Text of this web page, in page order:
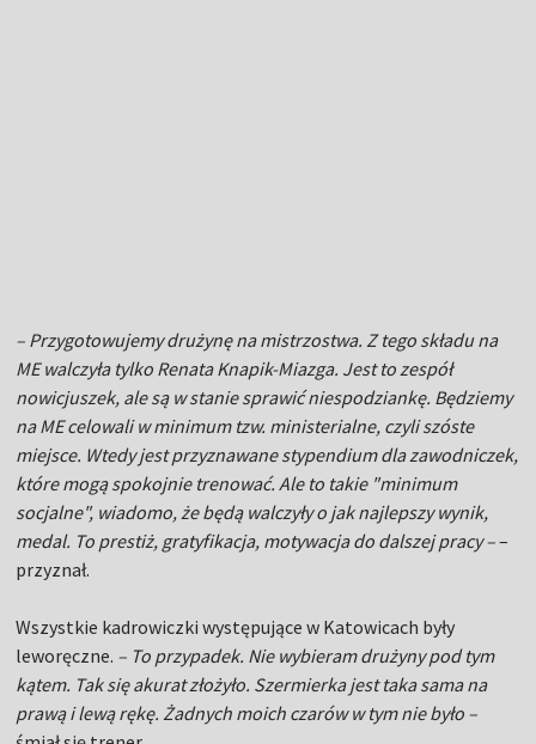
– Przygotowujemy drużynę na mistrzostwa. Z tego składu na
ME walczyła tylko Renata Knapik-Miazga. Jest to zespół
nowicjuszek, ale są w stanie sprawić niespodziankę. Będziemy
na ME celowali w minimum tzw. ministerialne, czyli szóste
miejsce. Wtedy jest przyznawane stypendium dla zawodniczek,
które mogą spokojnie trenować. Ale to takie "minimum
socjalne", wiadomo, że będą walczyły o jak najlepszy wynik,
medal. To prestiż, gratyfikacja, motywacja do dalszej pracy ––
przyznał.
Wszystkie kadrowiczki występujące w Katowicach były
leworęczne. – To przypadek. Nie wybieram drużyny pod tym
kątem. Tak się akurat złożyło. Szermierka jest taka sama na
prawą i lewą rękę. Żadnych moich czarów w tym nie było –